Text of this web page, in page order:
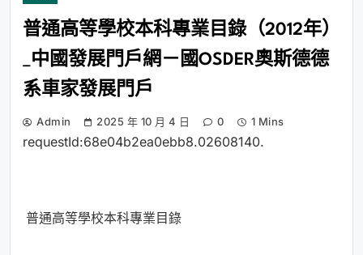
普通高等學校本科專業目錄（2012年）
_中國發展門戶網－國OSDER奧斯德德
系車家發展門戶
Admin 2025 年 10 月 4 日 0 1 Mins
requestId:68e04b2ea0ebb8.02608140.
普通高等學校本科專業目錄